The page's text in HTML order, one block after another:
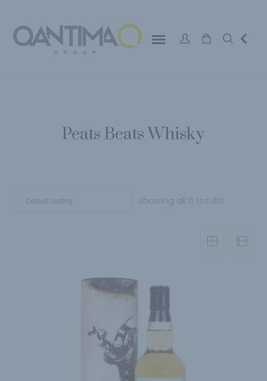
Peats Beats Whisky
Showing all 5 results